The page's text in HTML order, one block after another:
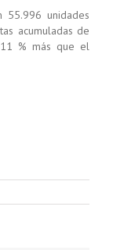
unidades
acumuladas de
% más que el